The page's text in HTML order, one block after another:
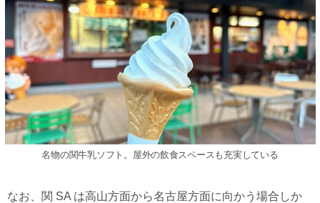
名物の関⽜乳ソフト。屋外の飲⾷スペースも充実している
なお、関 SA は⾼⼭⽅⾯から名古屋⽅⾯に向かう場合しか